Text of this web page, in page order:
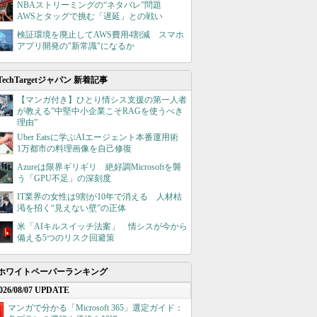
NBAストリーミングの“ネタバレ”問題
AWSとタッグで挑む「遅延」との戦い
検証環境を廃止してAWS費用4割減 スマホ
アプリ開発の"新常識"になるか
ジャパン 新着記事
【マンガ付き】ひとり情シス支援の第一人者
が教える”中堅中小企業こそRAGを使うべき
理由”
Uber Eatsに学ぶAIエージェント本番運用術
1万都市の料理画像を自己修復
Azureは限界ギリギリ 絶好調Microsoftを襲
う「GPU不足」の深刻度
IT業界の女性は9割が10年で消える 人材枯
渇を招く“見えない壁”の正体
米「AIキルスイッチ法案」 情シスが今から
備える5つのリスク回避策
ワイトペーパーランキング
08/07 UPDATE
マンガで分かる「Microsoft 365」選定ガイド：